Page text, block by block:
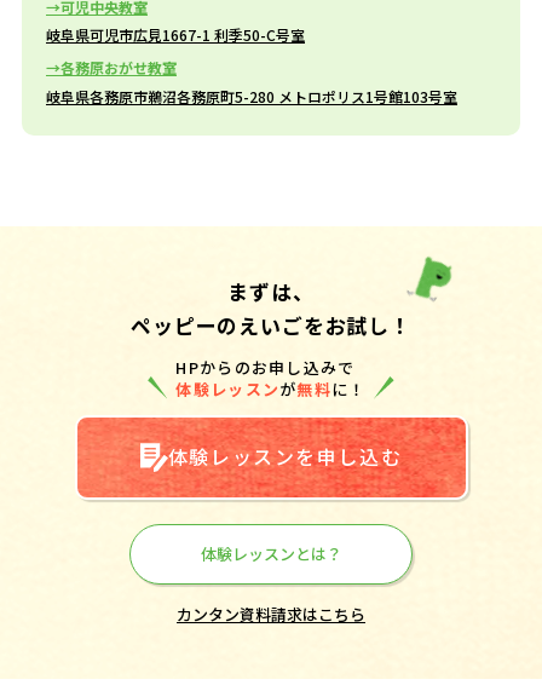
可児中央教室
岐阜県可児市広見1667-1 利季50-C号室
各務原おがせ教室
岐阜県各務原市鵜沼各務原町5-280 メトロポリス1号館103号室
まずは、
ペッピーのえいごをお試し！
HPからのお申し込みで
体験レッスンが無料に！
体験レッスンを申し込む
体験レッスンとは？
カンタン資料請求はこちら